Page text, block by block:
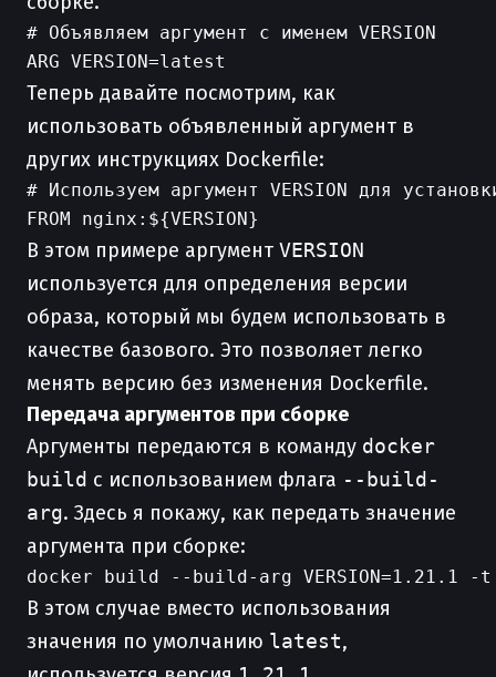
# Объявляем аргумент с именем VERSION
Теперь давайте посмотрим, как
использовать объявленный аргумент в
других инструкциях Dockerfile:
# Используем аргумент VERSION для
В этом примере аргумент VERSION
используется для определения версии
образа, который мы будем использовать в
качестве базового. Это позволяет легко
менять версию без изменения Dockerfile.
Передача аргументов при сборке
Аргументы передаются в команду docker
build с использованием флага --build-
arg. Здесь я покажу, как передать значение
аргумента при сборке:
В этом случае вместо использования
значения по умолчанию latest,